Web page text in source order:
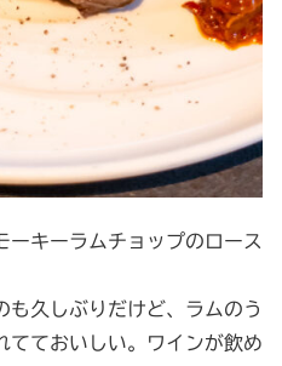
ーキーラムチョップのロース
も久しぶりだけど、ラムのう
てておいしい。ワインが飲め